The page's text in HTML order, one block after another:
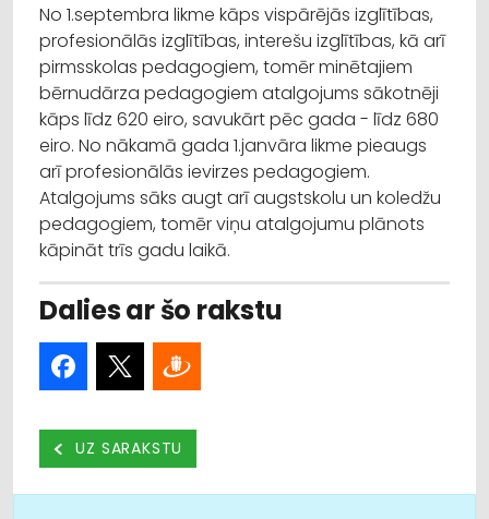
No 1.septembra likme kāps vispārējās izglītības,
profesionālās izglītības, interešu izglītības, kā arī
pirmsskolas pedagogiem, tomēr minētajiem
bērnudārza pedagogiem atalgojums sākotnēji
kāps līdz 620 eiro, savukārt pēc gada - līdz 680
eiro. No nākamā gada 1.janvāra likme pieaugs
arī profesionālās ievirzes pedagogiem.
Atalgojums sāks augt arī augstskolu un koledžu
pedagogiem, tomēr viņu atalgojumu plānots
kāpināt trīs gadu laikā.
Dalies ar šo rakstu
UZ SARAKSTU